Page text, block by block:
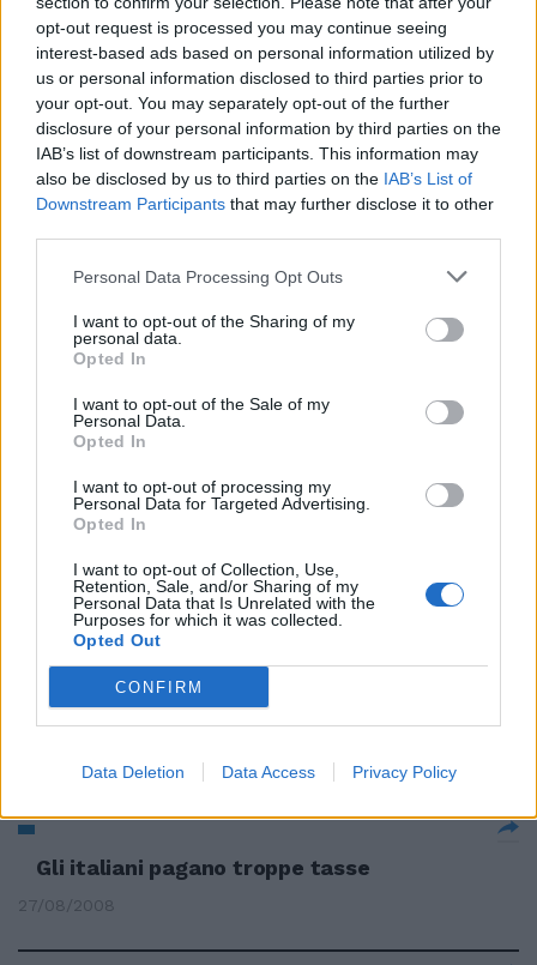
opt-out request is processed you may continue seeing
interest-based ads based on personal information utilized by
us or personal information disclosed to third parties prior to
your opt-out. You may separately opt-out of the further
disclosure of your personal information by third parties on the
IAB’s list of downstream participants. This information may
also be disclosed by us to third parties on the IAB’s List of
Downstream Participants that may further disclose it to other
Personal Data Processing Opt Outs
I want to opt-out of the Sharing of my
personal data.
Opted In
I want to opt-out of the Sale of my
Personal Data.
Opted In
I want to opt-out of processing my
Personal Data for Targeted Advertising.
Opted In
I want to opt-out of Collection, Use,
Retention, Sale, and/or Sharing of my
Personal Data that Is Unrelated with the
Purposes for which it was collected.
Opted Out
CONFIRM
Data Deletion Data Access Privacy Policy
Non pagano il pizzo Sordomuti
picchiati
06/09/2009
Rubeis batte Pagano Dopo
quattro anni torna il
Trasparenza e schiettezza
05/05/2009
Tre turni a Mexes e Matuzalem
19/04/2009
Mantini: nel Pd solo i Dl pagano
Fassino: «Se un cretino, dici c...»
Gli italiani pagano troppe tasse
27/08/2008